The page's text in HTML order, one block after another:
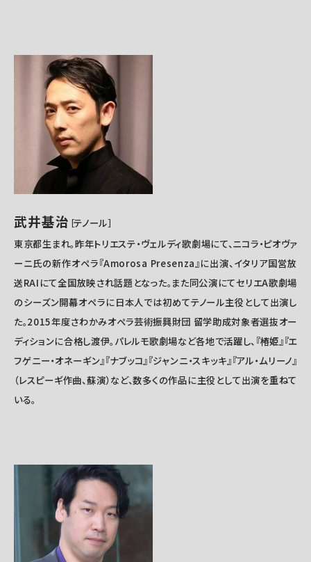
武井基治 ［テノール］
東京都生まれ。昨年トリエステ・ヴェルディ歌劇場にて、ニコラ・ピオヴァ
ーニ氏の新作オペラ『Amorosa Presenza』に出演、イタリア国営放
送RAIにて全国放映され話題となった。また同公演にてセリエA歌劇場
のシーズン開幕オペラに日本人では初めてテノール主役として出演し
た。2015年度さわかみオペラ芸術振興財団 留学助成対象者選抜オー
ディションに合格し渡伊。パレルモ歌劇場など各地で活躍し、『椿姫』『エ
フゲニー・オネーギン』『ナブッコ』『ジャンニ・スキッキ』『アル・ムリーノ』
（レスピーギ作曲、蘇演）など、数多くの作品に主役として出演を重ねて
いる。